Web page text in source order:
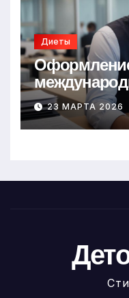
Диеты
23 МАРТА 2026